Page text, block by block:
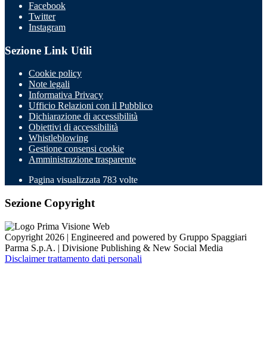
Facebook
Twitter
Instagram
Sezione Link Utili
Cookie policy
Note legali
Informativa Privacy
Ufficio Relazioni con il Pubblico
Dichiarazione di accessibilità
Obiettivi di accessibilità
Whistleblowing
Gestione consensi cookie
Amministrazione trasparente
Pagina visualizzata 783 volte
Sezione Copyright
Copyright 2026 | Engineered and powered by Gruppo Spaggiari
Parma S.p.A. | Divisione Publishing & New Social Media
Disclaimer trattamento dati personali